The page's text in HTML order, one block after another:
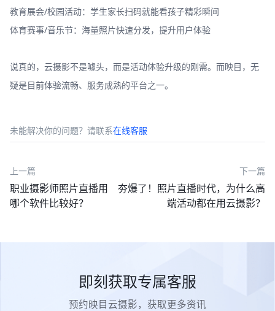
教育展会/校园活动：学生家长扫码就能看孩子精彩瞬间
体育赛事/音乐节：海量照片快速分发，提升用户体验
说真的，云摄影不是噱头，而是活动体验升级的刚需。而映目，无
疑是目前体验流畅、服务成熟的平台之一。
未能解决你的问题？请联系在线客服
上一篇
职业摄影师照片直播用
哪个软件比较好？
下一篇
夯爆了！照片直播时代，为什么高
端活动都在用云摄影？
即刻获取专属客服
预约映目云摄影，获取更多资讯